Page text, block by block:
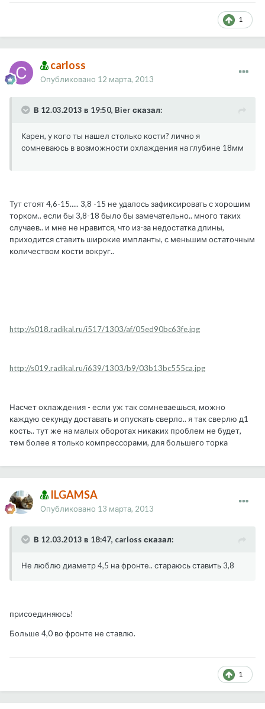
1
carloss
Опубликовано 12 марта, 2013
В 12.03.2013 в 19:50, Bier сказал:
Карен, у кого ты нашел столько кости? лично я
сомневаюсь в возможности охлаждения на глубине 18мм
Тут стоят 4,6-15..... 3,8 -15 не удалось зафиксировать с хорошим
торком.. если бы 3,8-18 было бы замечательно.. много таких
случаев.. и мне не нравится, что из-за недостатка длины,
приходится ставить широкие импланты, с меньшим остаточным
количеством кости вокруг..
http://s018.radikal.ru/i517/1303/af/05ed90bc63fe.jpg
http://s019.radikal.ru/i639/1303/b9/03b13bc555ca.jpg
Насчет охлаждения - если уж так сомневаешься, можно
каждую секунду доставать и опускать сверло.. я так сверлю д1
кость.. тут же на малых оборотах никаких проблем не будет,
тем более я только компрессорами, для большего торка
ILGAMSA
Опубликовано 13 марта, 2013
В 12.03.2013 в 18:47, carloss сказал:
Не люблю диаметр 4,5 на фронте.. стараюсь ставить 3,8
присоединяюсь!
Больше 4,0 во фронте не ставлю.
1